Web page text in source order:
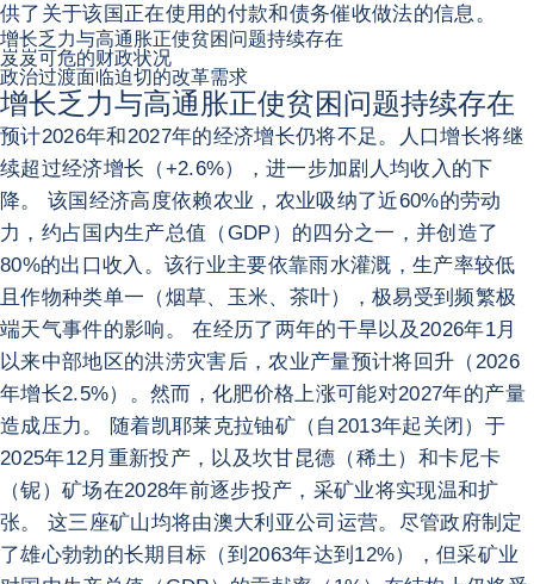
供了关于该国正在使用的付款和债务催收做法的信息。
增长乏力与高通胀正使贫困问题持续存在
岌岌可危的财政状况
政治过渡面临迫切的改革需求
增长乏力与高通胀正使贫困问题持续存在
预计2026年和2027年的经济增长仍将不足。人口增长将继
续超过经济增长（+2.6%），进一步加剧人均收入的下
降。 该国经济高度依赖农业，农业吸纳了近60%的劳动
力，约占国内生产总值（GDP）的四分之一，并创造了
80%的出口收入。该行业主要依靠雨水灌溉，生产率较低
且作物种类单一（烟草、玉米、茶叶），极易受到频繁极
端天气事件的影响。 在经历了两年的干旱以及2026年1月
以来中部地区的洪涝灾害后，农业产量预计将回升（2026
年增长2.5%）。然而，化肥价格上涨可能对2027年的产量
造成压力。 随着凯耶莱克拉铀矿（自2013年起关闭）于
2025年12月重新投产，以及坎甘昆德（稀土）和卡尼卡
（铌）矿场在2028年前逐步投产，采矿业将实现温和扩
张。 这三座矿山均将由澳大利亚公司运营。尽管政府制定
了雄心勃勃的长期目标（到2063年达到12%），但采矿业